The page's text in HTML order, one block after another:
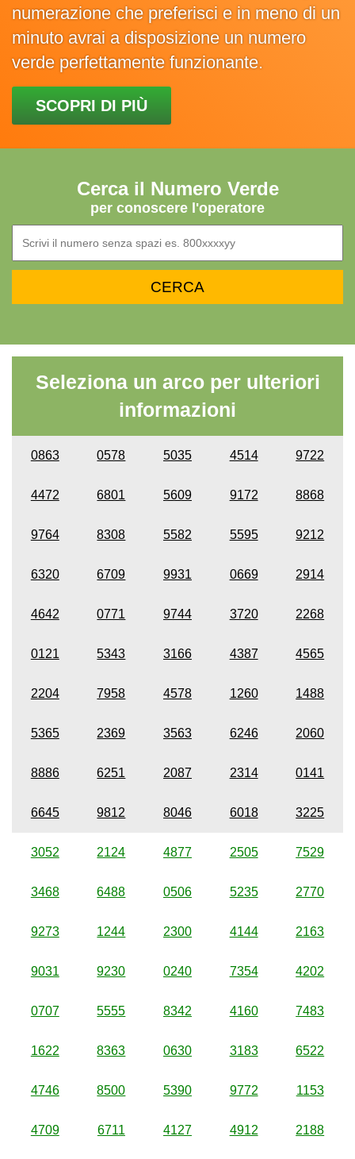
numerazione che preferisci e in meno di un
minuto avrai a disposizione un numero
verde perfettamente funzionante.
SCOPRI DI PIÙ
Cerca il Numero Verde
per conoscere l'operatore
Seleziona un arco per ulteriori
informazioni
0863 0578 5035 4514 9722
4472 6801 5609 9172 8868
9764 8308 5582 5595 9212
6320 6709 9931 0669 2914
4642 0771 9744 3720 2268
0121 5343 3166 4387 4565
2204 7958 4578 1260 1488
5365 2369 3563 6246 2060
8886 6251 2087 2314 0141
6645 9812 8046 6018 3225
3052 2124 4877 2505 7529
3468 6488 0506 5235 2770
9273 1244 2300 4144 2163
9031 9230 0240 7354 4202
0707 5555 8342 4160 7483
1622 8363 0630 3183 6522
4746 8500 5390 9772 1153
4709 6711 4127 4912 2188